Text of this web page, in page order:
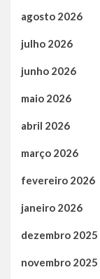
agosto 2026
julho 2026
junho 2026
maio 2026
abril 2026
março 2026
fevereiro 2026
janeiro 2026
dezembro 2025
novembro 2025